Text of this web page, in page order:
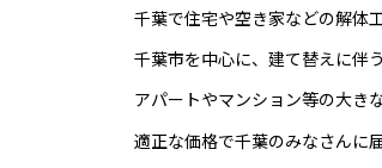
千葉で住宅や空き家などの解体
千葉市を中心に、建て替えに伴
アパートやマンション等の大き
適正な価格で千葉のみなさんに